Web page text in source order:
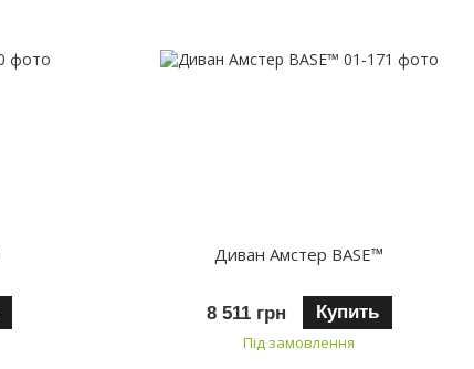
Диван Амстер BASE™
8 511 грн Купить
Під замовлення